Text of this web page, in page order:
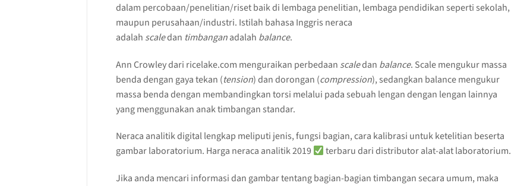
dalam percobaan/penelitian/riset baik di lembaga penelitian, lembaga pendidikan seperti sekolah,
maupun perusahaan/industri. Istilah bahasa Inggris neraca
adalah scaledan timbanganadalah balance.
Ann Crowley dari ricelake.com menguraikan perbedaan scaledan balance. Scale mengukur massa
benda dengan gaya tekan (tension) dan dorongan (compression), sedangkan balance mengukur
massa benda dengan membandingkan torsi melalui pada sebuah lengan dengan lengan lainnya
yang menggunakan anak timbangan standar.
Neraca analitik digital lengkap meliputi jenis, fungsi bagian, cara kalibrasi untuk ketelitian beserta
gambar laboratorium. Harga neraca analitik 2019
terbaru dari distributor alat-alat laboratorium.
Jika anda mencari informasi dan gambar tentang bagian-bagian timbangan secara umum, maka